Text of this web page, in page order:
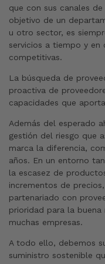
que con sus canales
objetivo de un
u otro sector, es
servicios a tiempo y en
competitivas.
La búsqueda de
proactiva de
capacidades que
Además del esperado
gestión del riesgo que
marca la diferencia,
años. En un entorno
la escasez de
incrementos de
partenariado con
prioridad para la
muchas empresas.
A todo ello, debemos
suministro sostenible